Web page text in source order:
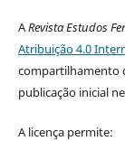
ARevista Estudos
Atribuição 4.0
compartilhamento
publicação inicial
A licença permite: